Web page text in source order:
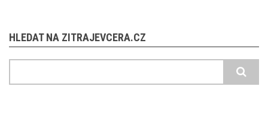
HLEDAT NA ZITRAJEVCERA.CZ